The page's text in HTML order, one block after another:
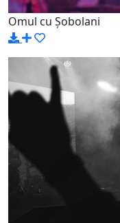
Omul cu Șobolani